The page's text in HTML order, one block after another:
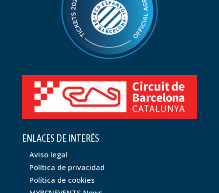
ENLACES DE INTERÉS
Aviso legal
Política de privacidad
Política de cookies